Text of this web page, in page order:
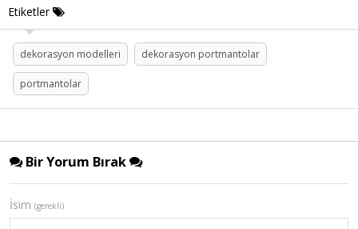
Etiketler
dekorasyon modelleri dekorasyon portmantolar
portmantolar
Bir Yorum Bırak
İsim (gerekli)